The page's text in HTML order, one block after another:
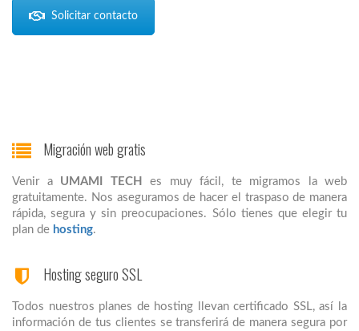
Solicitar contacto
Migración web gratis
Venir a UMAMI TECH
es muy fácil, te migramos la web
gratuitamente. Nos aseguramos de hacer el traspaso de manera
rápida, segura y sin preocupaciones. Sólo tienes que elegir tu
plan de hosting.
Hosting seguro SSL
Todos nuestros planes de hosting llevan certificado SSL, así la
información de tus clientes se transferirá de manera segura por